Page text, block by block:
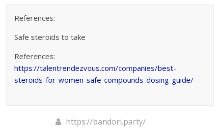
References:
Safe steroids to take
References:
https://talentrendezvous.com/companies/best-
steroids-for-women-safe-compounds-dosing-guide/
https://bandori.party/